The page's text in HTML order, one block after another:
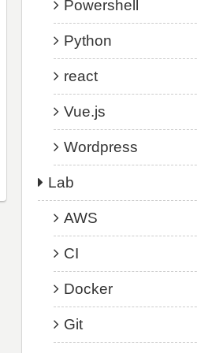
Powershell
Python
react
Vue.js
Wordpress
Lab
AWS
CI
Docker
Git